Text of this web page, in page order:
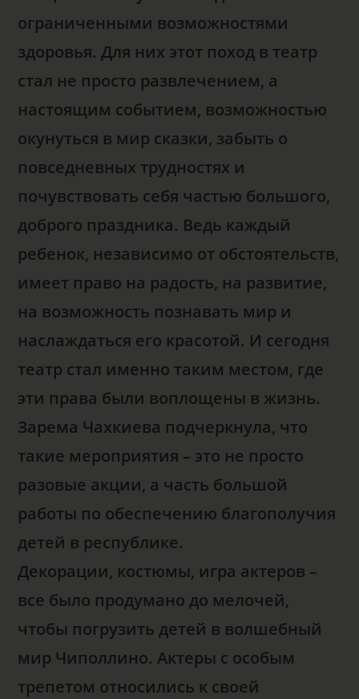
ограниченными возможностями
здоровья. Для них этот поход в театр
стал не просто развлечением, а
настоящим событием, возможностью
окунуться в мир сказки, забыть о
повседневных трудностях и
почувствовать себя частью большого,
доброго праздника. Ведь каждый
ребенок, независимо от обстоятельств,
имеет право на радость, на развитие,
на возможность познавать мир и
наслаждаться его красотой. И сегодня
театр стал именно таким местом, где
эти права были воплощены в жизнь.
Зарема Чахкиева подчеркнула, что
такие мероприятия – это не просто
разовые акции, а часть большой
работы по обеспечению благополучия
детей в республике.
Декорации, костюмы, игра актеров –
все было продумано до мелочей,
чтобы погрузить детей в волшебный
мир Чиполлино. Актеры с особым
трепетом относились к своей